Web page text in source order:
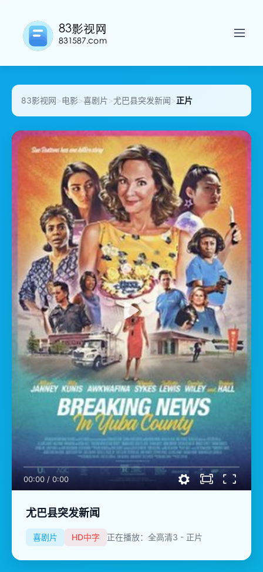
83影视网>电影>喜剧片>尤巴县突发新闻>正片
00:00 / 0:00
尤巴县突发新闻
喜剧片 HD中字 正在播放：全高清3 - 正片